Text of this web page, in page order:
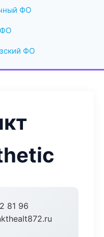
ФО
ФО
81 96